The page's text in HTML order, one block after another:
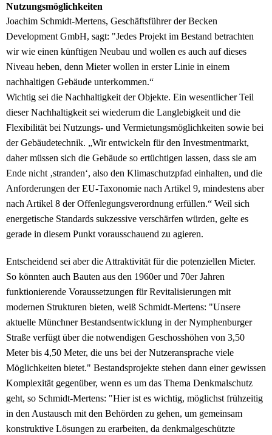
Nutzungsmöglichkeiten
Joachim Schmidt-Mertens, Geschäftsführer der Becken
Development GmbH, sagt: "Jedes Projekt im Bestand betrachten
wir wie einen künftigen Neubau und wollen es auch auf dieses
Niveau heben, denn Mieter wollen in erster Linie in einem
nachhaltigen Gebäude unterkommen.“
Wichtig sei die Nachhaltigkeit der Objekte. Ein wesentlicher Teil
dieser Nachhaltigkeit sei wiederum die Langlebigkeit und die
Flexibilität bei Nutzungs- und Vermietungsmöglichkeiten sowie bei
der Gebäudetechnik. „Wir entwickeln für den Investmentmarkt,
daher müssen sich die Gebäude so ertüchtigen lassen, dass sie am
Ende nicht ‚stranden‘, also den Klimaschutzpfad einhalten, und die
Anforderungen der EU-Taxonomie nach Artikel 9, mindestens aber
nach Artikel 8 der Offenlegungsverordnung erfüllen.“ Weil sich
energetische Standards sukzessive verschärfen würden, gelte es
gerade in diesem Punkt vorausschauend zu agieren.
Entscheidend sei aber die Attraktivität für die potenziellen Mieter.
So könnten auch Bauten aus den 1960er und 70er Jahren
funktionierende Voraussetzungen für Revitalisierungen mit
modernen Strukturen bieten, weiß Schmidt-Mertens: "Unsere
aktuelle Münchner Bestandsentwicklung in der Nymphenburger
Straße verfügt über die notwendigen Geschosshöhen von 3,50
Meter bis 4,50 Meter, die uns bei der Nutzeransprache viele
Möglichkeiten bietet." Bestandsprojekte stehen dann einer gewissen
Komplexität gegenüber, wenn es um das Thema Denkmalschutz
geht, so Schmidt-Mertens: "Hier ist es wichtig, möglichst frühzeitig
in den Austausch mit den Behörden zu gehen, um gemeinsam
konstruktive Lösungen zu erarbeiten, da denkmalgeschützte